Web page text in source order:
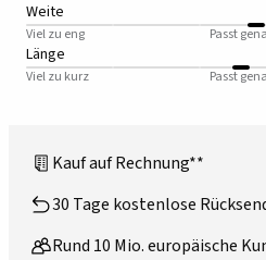
Weite
Viel zu eng Passt
Länge
Viel zu kurz Passt
Kauf auf Rechnung**
30 Tage kostenlose
Rund 10 Mio. europäische